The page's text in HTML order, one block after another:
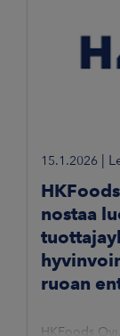
15.1.2026
nostaa
ruoan
HKFoods